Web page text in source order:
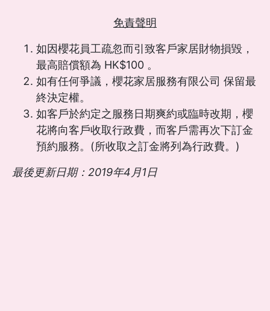
免責聲明
如因櫻花員工疏忽而引致客戶家居財物損毀，
最高賠償額為 HK$100 。
如有任何爭議，櫻花家居服務有限公司 保留最
終決定權。
如客戶於約定之服務日期爽約或臨時改期，櫻
花將向客戶收取行政費，而客戶需再次下訂金
預約服務。(所收取之訂金將列為行政費。)
最後更新日期：2019年4月1日